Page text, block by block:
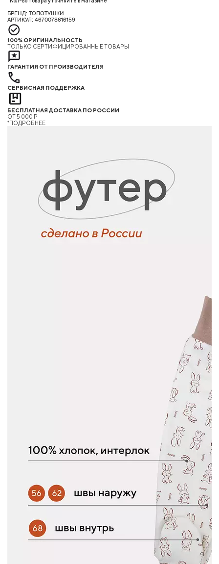
БРЕНД: ТОПОТУШКИ
АРТИКУЛ: 4670078616159
100% ОРИГИНАЛЬНОСТЬ
ТОЛЬКО СЕРТИФИЦИРОВАННЫЕ ТОВАРЫ
ГАРАНТИЯ ОТ ПРОИЗВОДИТЕЛЯ
СЕРВИСНАЯ ПОДДЕРЖКА
БЕСПЛАТНАЯ ДОСТАВКА ПО РОССИИ
ОТ 5 000 ₽
*ПОДРОБНЕЕ